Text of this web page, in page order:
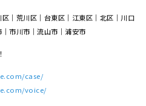
｜荒川区｜台東区｜江東区｜北区｜川口
市川市｜流⼭市｜浦安市
case/
voice/